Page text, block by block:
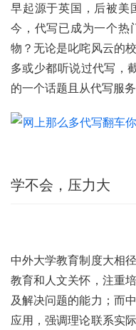
早起源于英国，后被美
今，代写已成为一个热
物？无论是叱咤风云的
多或少都听说过代写，
的一个话题且从代写服
学不会，压力大
中外大学教育制度大相
教育和人文关怀，注重
及解决问题的能力；而
应用，强调理论联系实